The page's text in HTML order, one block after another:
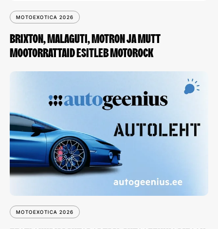
MOTOEXOTICA 2026
BRIXTON, MALAGUTI, MOTRON JA MUTT
MOOTORRATTAID ESITLEB MOTOROCK
MOTOEXOTICA 2026